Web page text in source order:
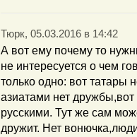
Тюрк, 05.03.2016 в 14:42
А вот ему почему то
не интересуется о чем
только одно: вот татары
азиатами нет дружбы,вот
русскими. Тут же сам
дружит. Нет